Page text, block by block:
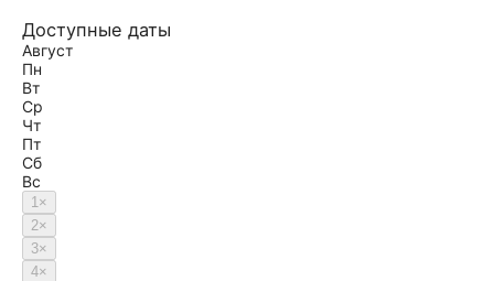
Доступные даты
Август
Пн
Вт
Ср
Чт
Пт
Сб
Вс
1×
2×
3×
4×